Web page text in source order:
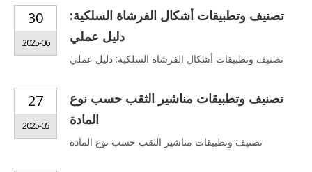
30
2025-06
تصنيف وتطبيقات أشكال الفرشاة السلكية:
دليل عملي
تصنيف وتطبيقات أشكال الفرشاة السلكية: دليل عملي
27
2025-05
تصنيف وتطبيقات مناشير الثقب حسب نوع
المادة
تصنيف وتطبيقات مناشير الثقب حسب نوع المادة